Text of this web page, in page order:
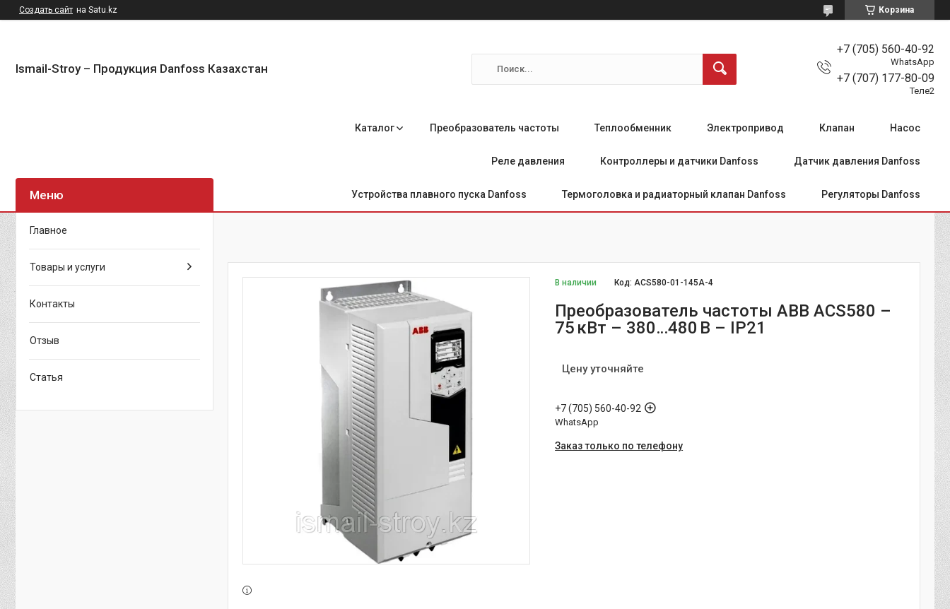
Создать сайт на Satu.kz Корзина
Ismail-Stroy – Продукция Danfoss Казахстан
+7 (705) 560-40-92
WhatsApp
+7 (707) 177-80-09
Теле2
Каталог Преобразователь частоты Теплообменник Электропривод Клапан Насос
Реле давления Контроллеры и датчики Danfoss Датчик давления Danfoss
Устройства плавного пуска Danfoss Термоголовка и радиаторный клапан Danfoss Регуляторы Danfoss
В наличии Код: ACS580-01-145A-4
Преобразователь частоты ABB ACS580 –
75 кВт – 380…480 В – IP21
Цену уточняйте
+7 (705) 560-40-92
WhatsApp
Заказ только по телефону
Главное
Товары и услуги
Контакты
Отзыв
Статья